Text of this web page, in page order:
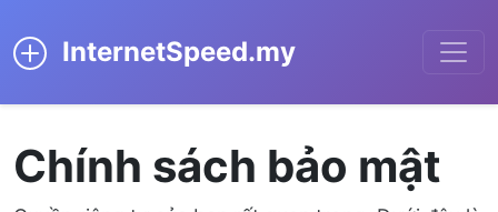
InternetSpeed.my
Chính sách bảo mật